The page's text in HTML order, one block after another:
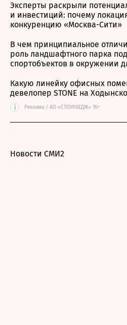
Эксперты раскрыли
и инвестиций: почему
конкуренцию «Москва-Сити»
В чем принципиальное
роль ландшафтного парка
спортобъектов в окружении
Какую линейку офисных
девелопер STONE на
i Реклама / АО «СТОУНХЕДЖ» 16+
Новости СМИ2